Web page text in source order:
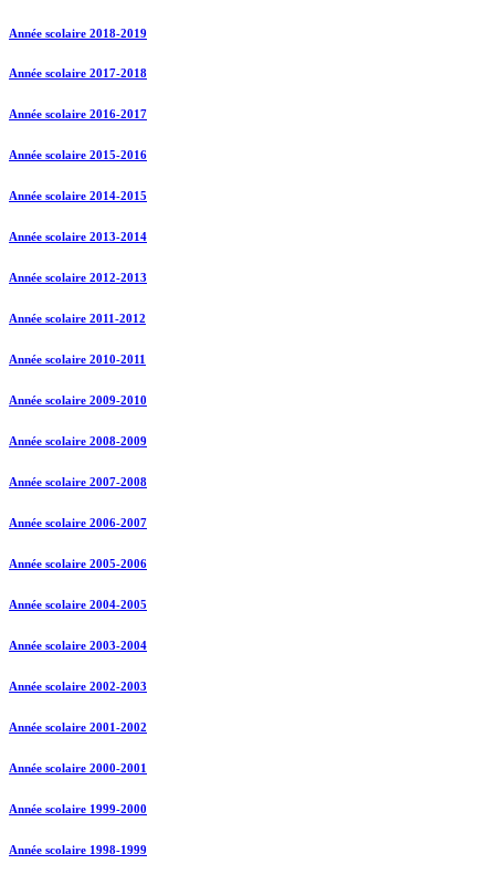
Année scolaire 2018-2019
Année scolaire 2017-2018
Année scolaire 2016-2017
Année scolaire 2015-2016
Année scolaire 2014-2015
Année scolaire 2013-2014
Année scolaire 2012-2013
Année scolaire 2011-2012
Année scolaire 2010-2011
Année scolaire 2009-2010
Année scolaire 2008-2009
Année scolaire 2007-2008
Année scolaire 2006-2007
Année scolaire 2005-2006
Année scolaire 2004-2005
Année scolaire 2003-2004
Année scolaire 2002-2003
Année scolaire 2001-2002
Année scolaire 2000-2001
Année scolaire 1999-2000
Année scolaire 1998-1999